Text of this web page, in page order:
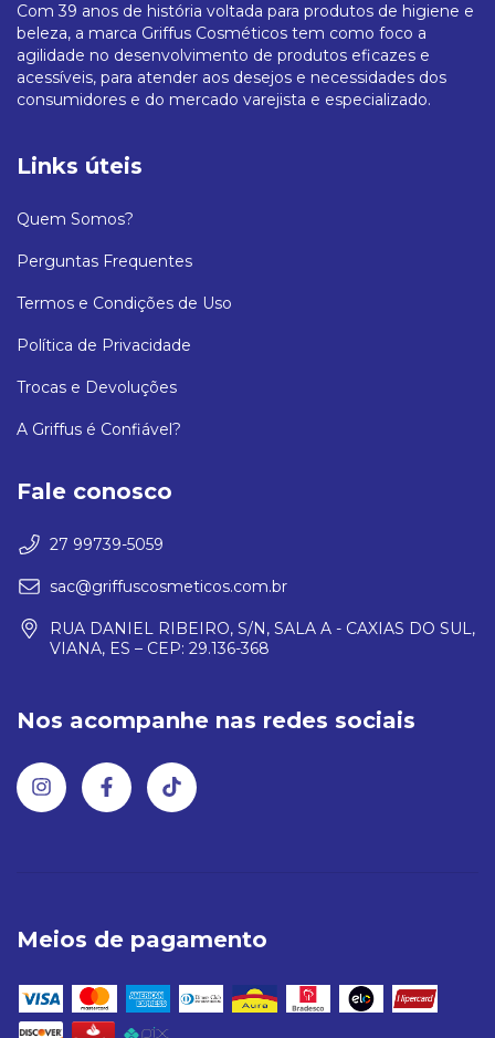
Com 39 anos de história voltada para produtos de higiene e
beleza, a marca Griffus Cosméticos tem como foco a
agilidade no desenvolvimento de produtos eficazes e
acessíveis, para atender aos desejos e necessidades dos
consumidores e do mercado varejista e especializado.
Links úteis
Quem Somos?
Perguntas Frequentes
Termos e Condições de Uso
Política de Privacidade
Trocas e Devoluções
A Griffus é Confiável?
Fale conosco
27 99739-5059
sac@griffuscosmeticos.com.br
RUA DANIEL RIBEIRO, S/N, SALA A - CAXIAS DO SUL,
VIANA, ES – CEP: 29.136-368
Nos acompanhe nas redes sociais
Meios de pagamento